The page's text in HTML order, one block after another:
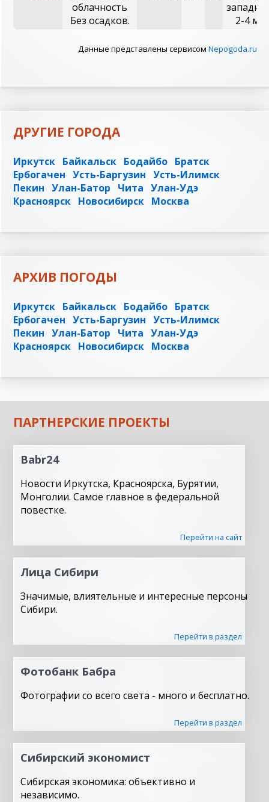
облачность
Без осадков.
2-4 м/с
Данные представлены сервисом Nepogoda.ru
ДРУГИЕ ГОРОДА
Иркутск Байкальск Бодайбо Братск
Ербогачен Усть-Баргузин Усть-Илимск
Пекин Улан-Батор Чита Улан-Удэ
Красноярск Новосибирск Москва
АРХИВ ПОГОДЫ
Иркутск Байкальск Бодайбо Братск
Ербогачен Усть-Баргузин Усть-Илимск
Пекин Улан-Батор Чита Улан-Удэ
Красноярск Новосибирск Москва
ПАРТНЕРСКИЕ ПРОЕКТЫ
Babr24
Новости Иркутска, Красноярска, Бурятии,
Монголии. Самое главное в федеральной
повестке.
Перейти на сайт
Лица Сибири
Значимые, влиятельные и интересные персоны
Сибири.
Перейти в раздел
Фотобанк Бабра
Фотографии со всего света - много и бесплатно.
Перейти в раздел
Сибирский экономист
Сибирская экономика: объективно и
независимо.